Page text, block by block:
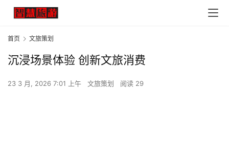
首页 文旅策划
沉浸场景体验 创新文旅消费
23 3 月, 2026 7:01 上午 文旅策划 阅读 29